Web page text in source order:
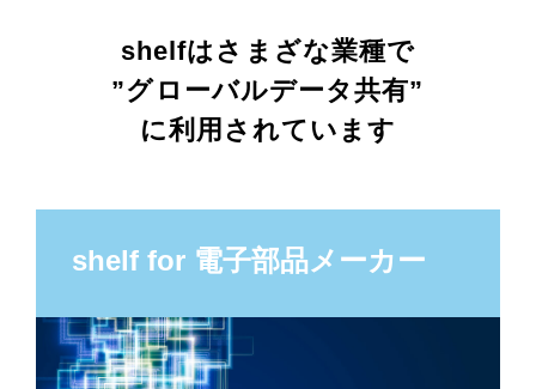
shelfはさまざな業種で
”グローバルデータ共有”
に利用されています
shelf for 電子部品メーカー